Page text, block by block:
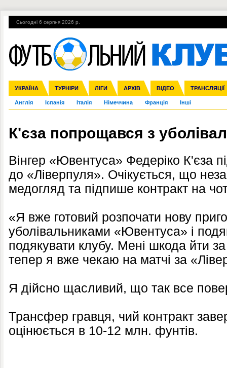
Сьогодні 6 серпня 2026 р.
УКРАЇНА ТУРНІРИ ЛІГИ АРХІВ ВІДЕО ТРАНСЛЯЦІЇ
Збірна Прем'єр-ліга Перша ліга Друга ліга Кубок України
Ліга чемпіонів Ліга Європи Міжнародні Ліга націй Ліга
Англія Іспанія Італія Німеччина Франція Інші
ЧС-2014 ЄВРО-2016 Росія Кубок конфедерацій ЧЄ-2015 (U-
Гарячі теми УПЛ, 1-й тур ВІЙНА УПЛ-ПЕРЕХОДИ
К'єза попрощався з
Вінгер «Ювентуса» Федеріко К'єза
до «Ліверпуля». Очікується, що
медогляд та підпише контракт на
«Я вже готовий розпочати нову
уболівальниками «Ювентуса» і
подякувати клубу. Мені шкода йти
тепер я вже чекаю на матчі за
Я дійсно щасливий, що так все
Трансфер гравця, чий контракт
оцінюється в 10-12 млн. фунтів.